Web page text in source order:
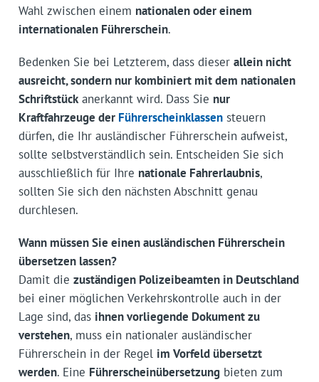
Wahl zwischen einem nationalen oder einem
internationalen Führerschein.
Bedenken Sie bei Letzterem, dass dieser allein nicht
ausreicht, sondern nur kombiniert mit dem nationalen
Schriftstückanerkannt wird. Dass Sie nur
Kraftfahrzeuge der Führerscheinklassensteuern
dürfen, die Ihr ausländischer Führerschein aufweist,
sollte selbstverständlich sein. Entscheiden Sie sich
ausschließlich für Ihre nationale Fahrerlaubnis,
sollten Sie sich den nächsten Abschnitt genau
durchlesen.
Wann müssen Sie einen ausländischen Führerschein
übersetzen lassen?
Damit die zuständigen Polizeibeamten in Deutschland
bei einer möglichen Verkehrskontrolle auch in der
Lage sind, das ihnen vorliegende Dokument zu
verstehen, muss ein nationaler ausländischer
Führerschein in der Regel im Vorfeld übersetzt
werden. Eine Führerscheinübersetzungbieten zum